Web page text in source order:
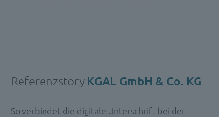
Referenzstory KGAL GmbH & Co. KG
So verbindet die digitale Unterschrift bei der